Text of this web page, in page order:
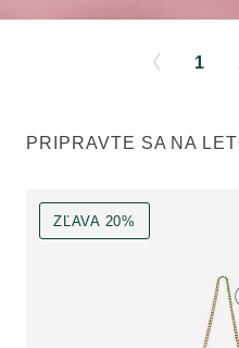
1
PRIPRAVTE SA NA
ZĽAVA 20%